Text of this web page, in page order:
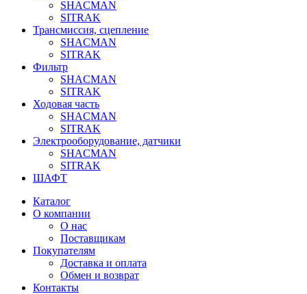
SHACMAN
SITRAK
Трансмиссия, сцепление
SHACMAN
SITRAK
Фильтр
SHACMAN
SITRAK
Ходовая часть
SHACMAN
SITRAK
Электрооборудование, датчики
SHACMAN
SITRAK
ШАФТ
Каталог
О компании
О нас
Поставщикам
Покупателям
Доставка и оплата
Обмен и возврат
Контакты